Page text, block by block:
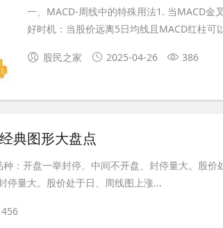
一、MACD-周线中的特殊用法1. 当MACD金
好时机：当股价远离5日均线且MACD红柱可
股民之家 2025-04-26 386
典图形大盘点
：开盘一举封停、中间不开盘、封停量大。股
停量大。股价处于日、周线图上涨...
456